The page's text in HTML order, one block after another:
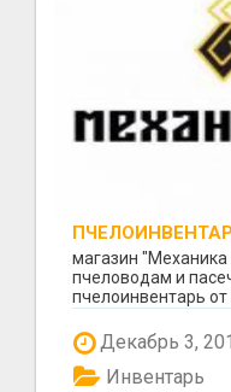
магазин
пчеловодам и
пчелоинвентарь
Декабрь 3,
Инвентарь